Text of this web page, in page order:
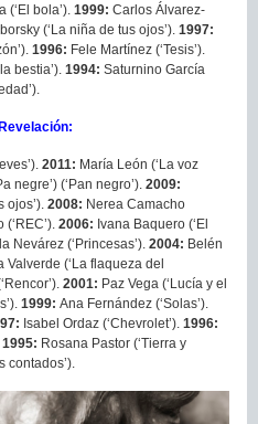
(‘El bola’). 1999: Carlos Álvarez-
(‘La niña de tus ojos’). 1997:
1996: Fele Martínez (‘Tesis’).
bestia’). 1994: Saturnino García
2011: María León (‘La voz
negre’) (‘Pan negro’). 2009:
ojos’). 2008: Nerea Camacho
2006: Ivana Baquero (‘El
Nevárez (‘Princesas’). 2004: Belén
Valverde (‘La flaqueza del
2001: Paz Vega (‘Lucía y el
1999: Ana Fernández (‘Solas’).
Isabel Ordaz (‘Chevrolet’). 1996:
1995: Rosana Pastor (‘Tierra y
contados’).